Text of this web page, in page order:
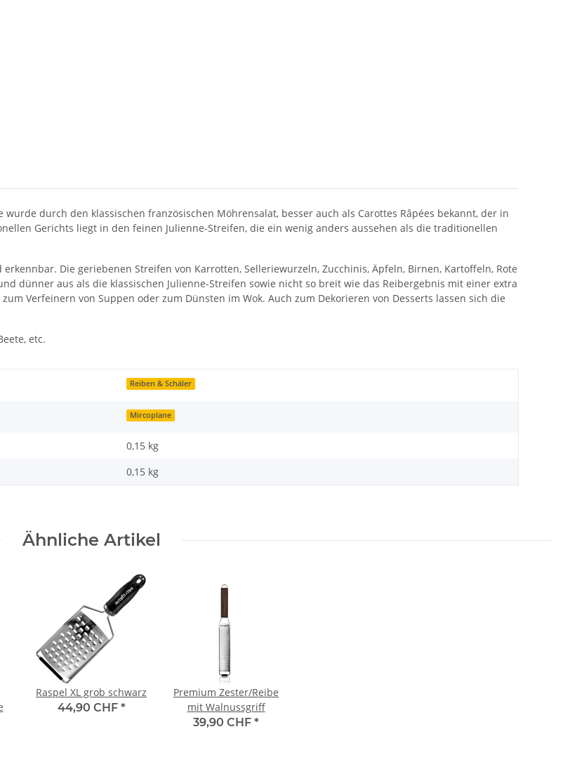
durch den klassischen französischen Möhrensalat, besser auch als Carottes Râpées bekannt, der in
Gerichts liegt in den feinen Julienne-Streifen, die ein wenig anders aussehen als die traditionellen
Die geriebenen Streifen von Karrotten, Selleriewurzeln, Zucchinis, Äpfeln, Birnen, Kartoffeln, Rote
dünner aus als die klassischen Julienne-Streifen sowie nicht so breit wie das Reibergebnis mit einer extra
Verfeinern von Suppen oder zum Dünsten im Wok. Auch zum Dekorieren von Desserts lassen sich die
etc.
Reiben & Schäler
Mircoplane
0,15 kg
0,15 kg
Ähnliche Artikel
Raspel XL grob schwarz
44,90 CHF *
Premium Zester/Reibe
mit Walnussgriff
39,90 CHF *